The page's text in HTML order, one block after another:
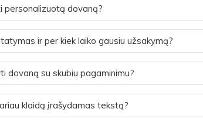
personalizuotą dovaną?
ir per kiek laiko gausiu užsakymą?
dovaną su skubiu pagaminimu?
klaidą įrašydamas tekstą?